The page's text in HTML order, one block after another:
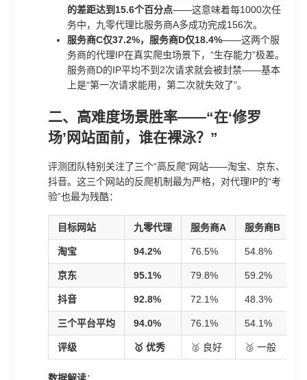
的差距达到15.6个百分点——这意味着每1000次任
务中，九零代理比服务商A多成功完成156次。
服务商C仅37.2%，服务商D仅18.4%——这两个服
务商的代理IP在真实爬虫场景下，“生存能力”极差。
服务商D的IP平均不到2次请求就会被封禁——基本
上是“第一次请求能用，第二次就失效了”。
二、高难度场景胜率——“在‘修罗
场’网站面前，谁在裸泳？”
评测团队特别关注了三个“高反爬”网站——淘宝、京东、
抖音。这三个网站的反爬机制最为严格，对代理IP的“考
验”也最为残酷：
目标网站 九零代理 服务商A 服务商B
淘宝 94.2% 76.5% 54.8%
京东 95.1% 79.8% 59.2%
抖音 92.8% 72.1% 48.3%
三个平台平均 94.0% 76.1% 54.1%
评级 🥇 优秀 🥈 良好 🥉 一般